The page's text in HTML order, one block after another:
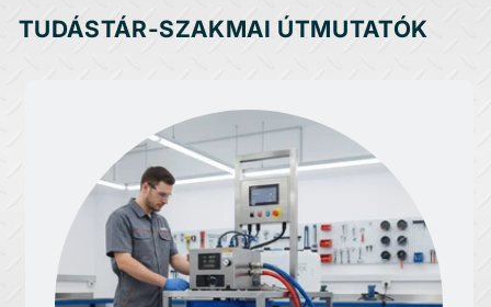
TUDÁSTÁR-SZAKMAI ÚTMUTATÓK